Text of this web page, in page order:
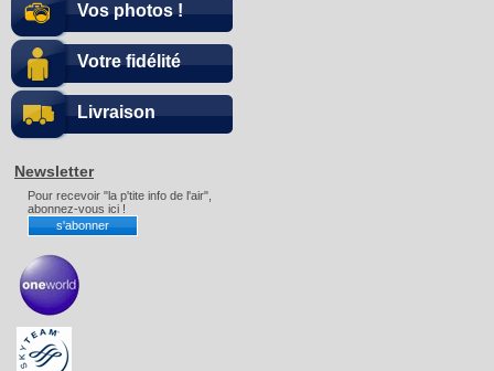
Vos photos !
Votre fidélité
Livraison
Newsletter
Pour recevoir "la p'tite info de l'air",
abonnez-vous ici !